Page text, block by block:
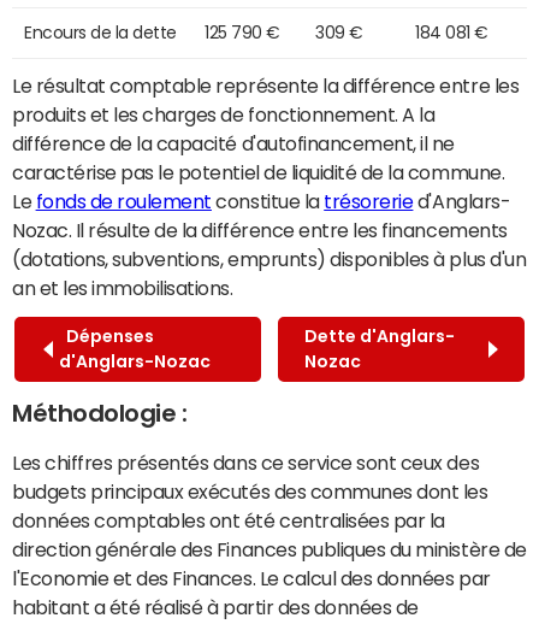
Encours de la dette 125 790 € 309 € 184 081 €
Le résultat comptable représente la différence entre les
produits et les charges de fonctionnement. A la
différence de la capacité d'autofinancement, il ne
caractérise pas le potentiel de liquidité de la commune.
Le fonds de roulement constitue la trésoreried'Anglars-
Nozac. Il résulte de la différence entre les financements
(dotations, subventions, emprunts) disponibles à plus d'un
an et les immobilisations.
Dépenses
d'Anglars-Nozac
Dette d'Anglars-
Nozac
Méthodologie :
Les chiffres présentés dans ce service sont ceux des
budgets principaux exécutés des communes dont les
données comptables ont été centralisées par la
direction générale des Finances publiques du ministère de
l'Economie et des Finances. Le calcul des données par
habitant a été réalisé à partir des données de